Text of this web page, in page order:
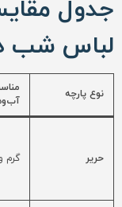
جدول
لباس شب
نوع پارچه
حریر گرم